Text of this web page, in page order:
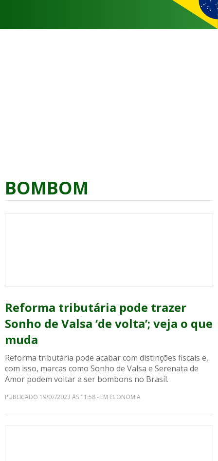
BOMBOM
Reforma tributária pode trazer
Sonho de Valsa ‘de volta’; veja o que
muda
Reforma tributária pode acabar com distinções fiscais e,
com isso, marcas como Sonho de Valsa e Serenata de
Amor podem voltar a ser bombons no Brasil.
PUBLICADO 19/07/2023 AS 11:58 - EM ECONOMIA